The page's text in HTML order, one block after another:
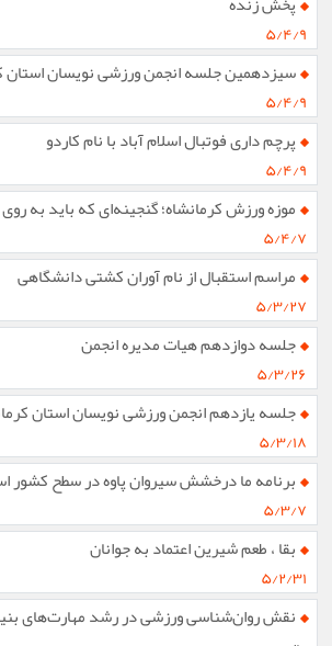
۵/۴/۹
سیزدهمین جلسه انجمن ورزشی نویسان استان
۵/۴/۹
پرچم داری فوتبال اسلام آباد با نام کاردو
۵/۴/۹
موزه ورزش کرمانشاه؛ گنجینه‌ای که باید به
۵/۴/۷
مراسم استقبال از نام آوران کشتی دانشگاهی
۵/۳/۲۷
جلسه دوازدهم هیات مدیره انجمن
۵/۳/۲۶
جلسه یازدهم انجمن ورزشی نویسان استان
۵/۳/۱۸
برنامه ما درخشش سیروان پاوه در سطح کشور
۵/۳/۷
بقا ، طعم شیرین اعتماد به جوانان
۵/۲/۳۱